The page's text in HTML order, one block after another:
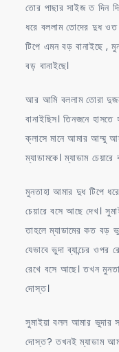
তোর পাছার সাইজ ত দিন
ধরে বললাম তোদের দুধ ওত
টিপে এমন বড় বানাইছে ,
বড় বানাইছে।
আর আমি বললাম তোরা
বানাইছিস। তিনজনে
ক্লাসে মানে আমার আম্মু
ম্যাডামকে। ম্যাডাম
মুনতাহা আমার দুধ টিপে
চেয়ারে বসে আছে দেখ।
তাহলে ম্যাডামের কত বড়
যেভাবে ভুদা ব্যান্চের
রেখে বসে আছে। তখন
দোস্ত।
সুমাইয়া বলল আমার
দোস্ত? তখনই ম্যাডাম